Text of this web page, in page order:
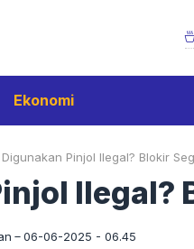
Ekonomi
Pinjol Ilegal? Blokir
Ilegal?
06-06-2025 - 06.45